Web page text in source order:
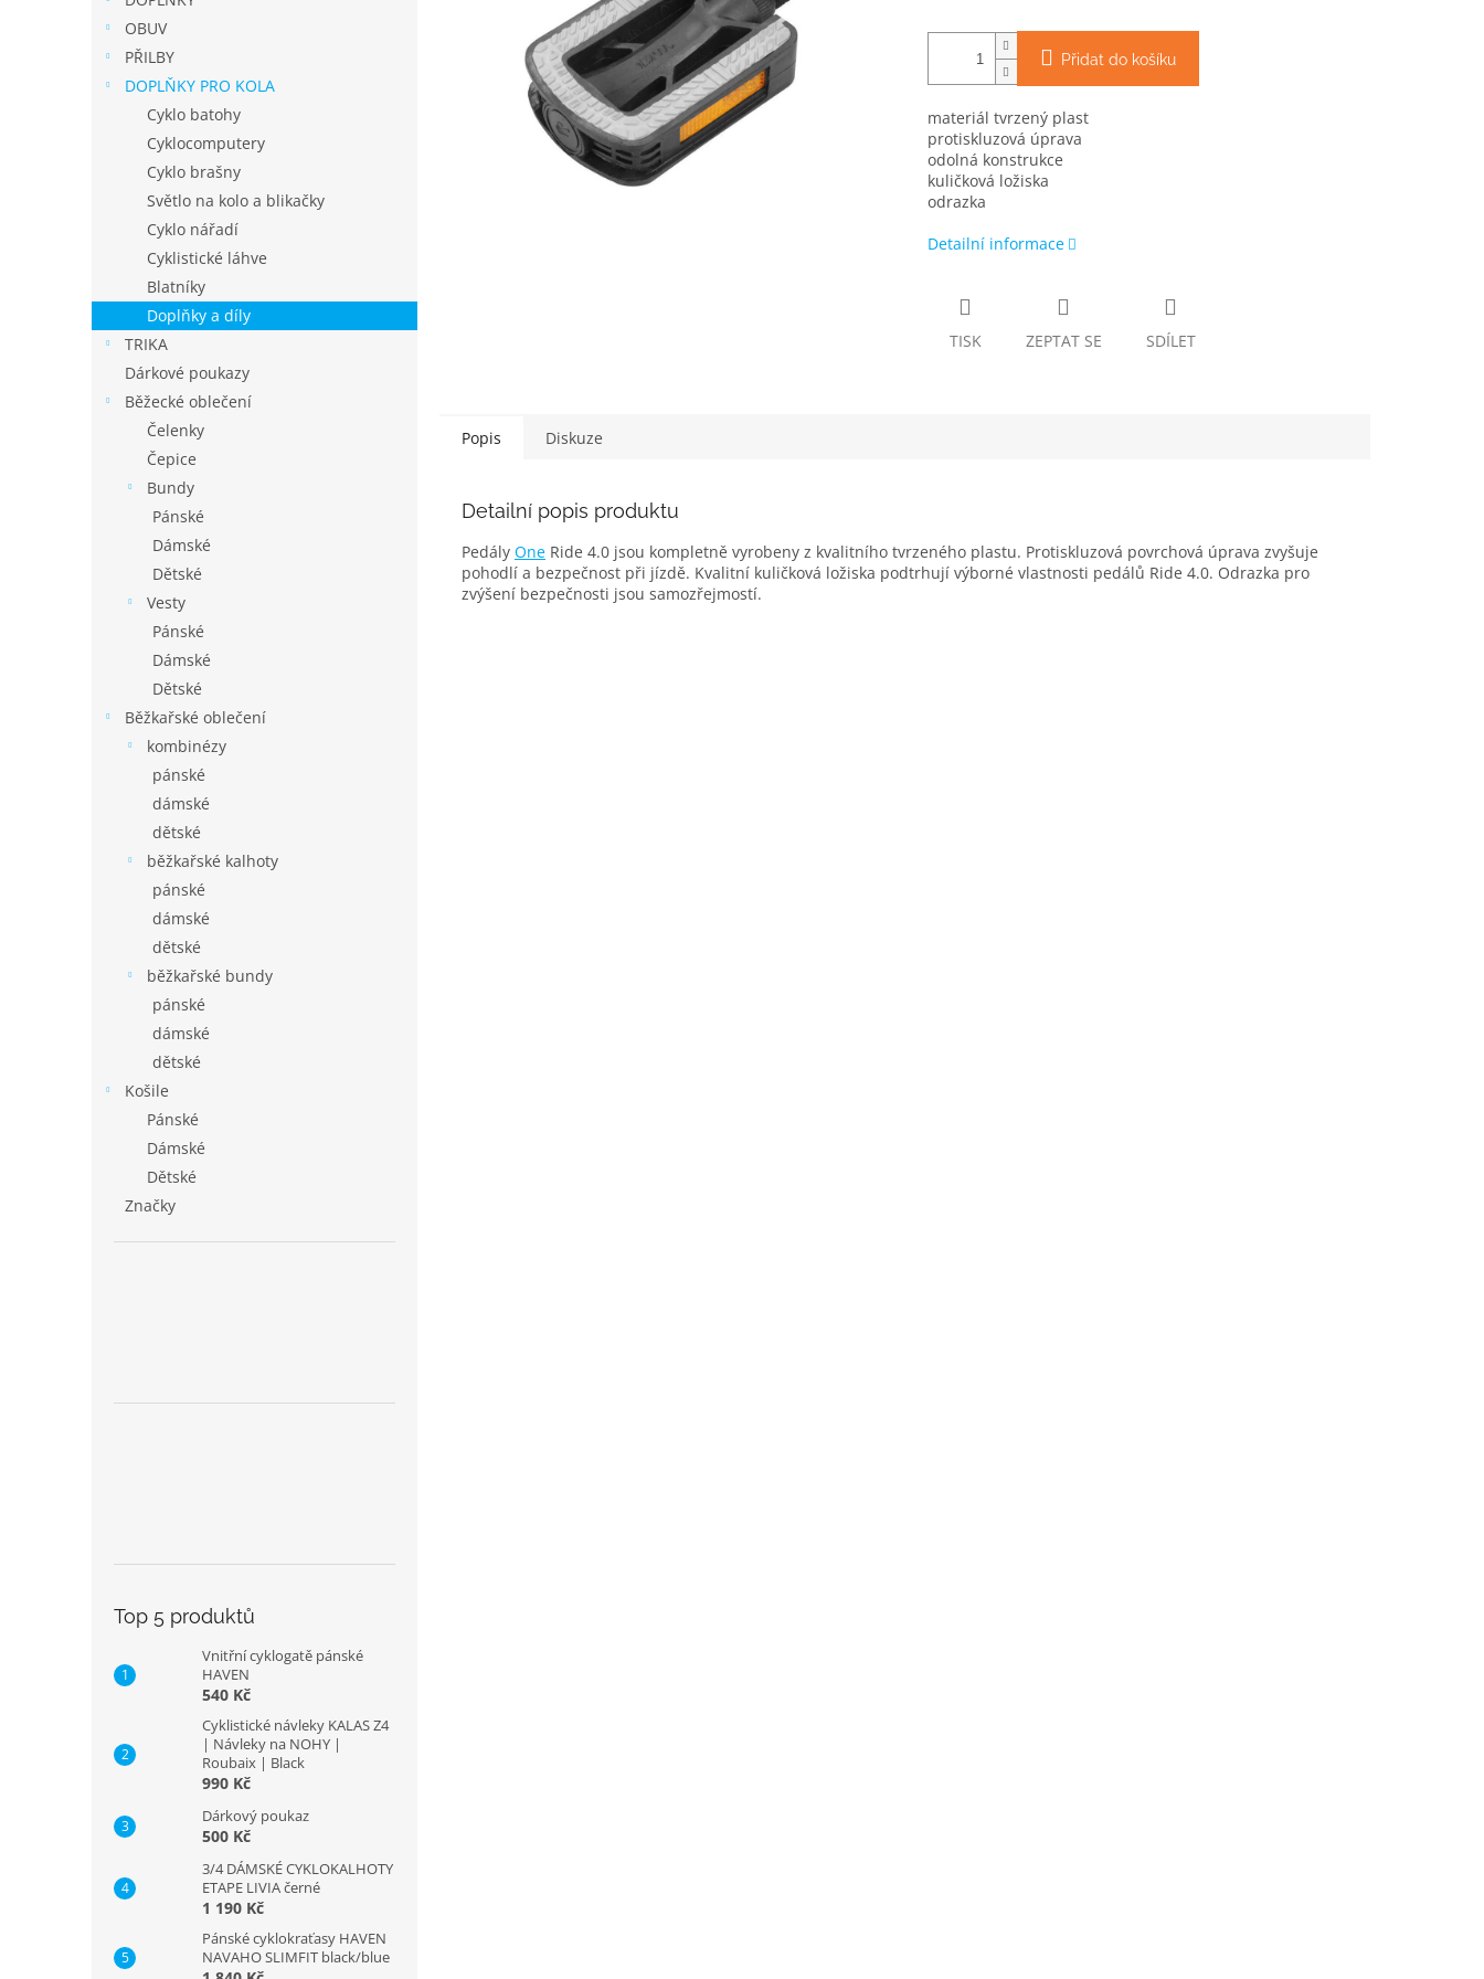
OBUV
PŘILBY
DOPLŇKY PRO KOLA
Cyklo batohy
Cyklocomputery
Cyklo brašny
Světlo na kolo a blikačky
Cyklo nářadí
Cyklistické láhve
Blatníky
Doplňky a díly
TRIKA
Dárkové poukazy
Běžecké oblečení
Čelenky
Čepice
Bundy
Pánské
Dámské
Dětské
Vesty
Pánské
Dámské
Dětské
Běžkařské oblečení
kombinézy
pánské
dámské
dětské
běžkařské kalhoty
pánské
dámské
dětské
běžkařské bundy
pánské
dámské
dětské
Košile
Pánské
Dámské
Dětské
Značky
Top 5 produktů
Vnitřní cyklogatě pánské
HAVEN
540 Kč
Cyklistické návleky KALAS Z4
| Návleky na NOHY |
Roubaix | Black
990 Kč
Dárkový poukaz
500 Kč
3/4 DÁMSKÉ CYKLOKALHOTY
ETAPE LIVIA černé
1 190 Kč
Pánské cyklokraťasy HAVEN
NAVAHO SLIMFIT black/blue
Přidat do košíku
materiál tvrzený plast
protiskluzová úprava
odolná konstrukce
kuličková ložiska
odrazka
Detailní informace
TISK ZEPTAT SE SDÍLET
Popis Diskuze
Detailní popis produktu
Pedály One Ride 4.0 jsou kompletně vyrobeny z kvalitního tvrzeného plastu. Protiskluzová povrchová úprava zvyšuje
pohodlí a bezpečnost při jízdě. Kvalitní kuličková ložiska podtrhují výborné vlastnosti pedálů Ride 4.0. Odrazka pro
zvýšení bezpečnosti jsou samozřejmostí.